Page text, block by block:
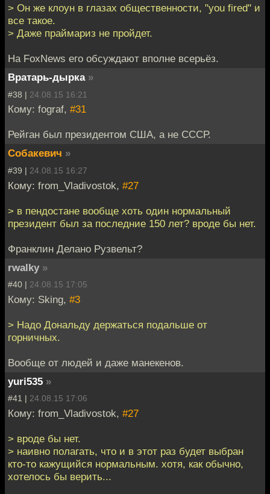
> Он же клоун в глазах общественности, "you fired" и
все такое.
> Даже праймариз не пройдет.
На FoxNews его обсуждают вполне всерьёз.
Вратарь-дырка »
#38 | 24.08.15 16:21
Кому: fograf, #31
Рейган был президентом США, а не СССР.
Собакевич »
#39 | 24.08.15 16:27
Кому: from_Vladivostok, #27
> в пендостане вообще хоть один нормальный
президент был за последние 150 лет? вроде бы нет.
Франклин Делано Рузвельт?
rwalky »
#40 | 24.08.15 17:05
Кому: Sking, #3
> Надо Дональду держаться подальше от
горничных.
Вообще от людей и даже манекенов.
yuri535 »
#41 | 24.08.15 17:06
Кому: from_Vladivostok, #27
> вроде бы нет.
> наивно полагать, что и в этот раз будет выбран
кто-то кажущийся нормальным. хотя, как обычно,
хотелось бы верить...